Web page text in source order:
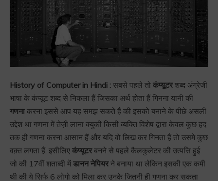
History of Computer in Hindi : सबसे पहले तो कंप्यूटरशब्द अंग्रेजी
भाषा के कंप्यूट शब्द से निकला हैं जिसका अर्थ होता हैं गिनना यानी की
गणनाकरना इससे आप यह समझ सकते हैं की इसको बनाने के पीछे असली
उद्देश था गणना में तेज़ी लाना क्युकी किसी व्यक्ति विशेष द्वारा केवल कुछ हद
तक ही गणना करना आसान हैं और यदि वो लिख कर गिनता हैं तो उसमे कुछ
वक़्त लगता हैं. इसीलिए कंप्यूटरबनने से पहले कैलकुलेटर की उत्पत्ति हुई
जो की 17वीं शताब्दी में डानन नेपियरने बनाया था लेकिन इसकी एक कमी
थी की ये सिर्फ 6 लोगो को मिला कर उनके जितनी ही गणना कर सकता